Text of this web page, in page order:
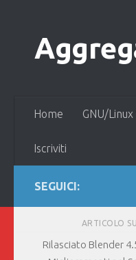
Home GNU/
Iscriviti
SEGUICI:
ARTICOLO
Rilasciato Blender